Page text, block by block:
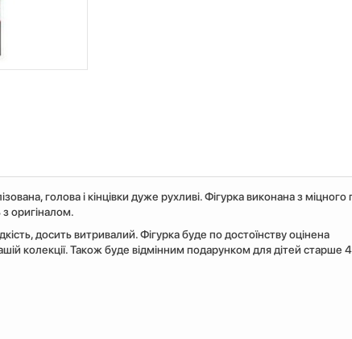
голова і кінцівки дуже рухливі. Фігурка виконана з міцного
з оригіналом.
досить витривалий. Фігурка буде по достоїнству оцінена
колекції. Також буде відмінним подарунком для дітей старше